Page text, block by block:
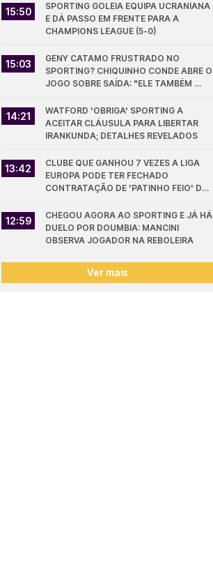
15:50
SPORTING GOLEIA EQUIPA UCRANIANA
E DÁ PASSO EM FRENTE PARA A
CHAMPIONS LEAGUE (5-0)
15:03
GENY CATAMO FRUSTRADO NO
SPORTING? CHIQUINHO CONDE ABRE O
JOGO SOBRE SAÍDA: "ELE TAMBÉM
14:21
WATFORD 'OBRIGA' SPORTING A
ACEITAR CLÁUSULA PARA LIBERTAR
IRANKUNDA; DETALHES REVELADOS
13:42
CLUBE QUE GANHOU 7 VEZES A LIGA
EUROPA PODE TER FECHADO
CONTRATAÇÃO DE 'PATINHO FEIO' DO
12:59
CHEGOU AGORA AO SPORTING E JÁ HÁ
DUELO POR DOUMBIA: MANCINI
OBSERVA JOGADOR NA REBOLEIRA
Ver mais